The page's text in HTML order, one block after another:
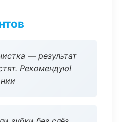
— результат
Рекомендую!